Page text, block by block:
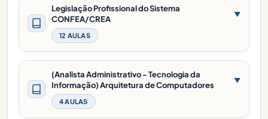
Legislação Profissional do Sistema
CONFEA/CREA
12 AULAS
▼
(Analista Administrativo - Tecnologia da
Informação) Arquitetura de Computadores
4 AULAS
▼